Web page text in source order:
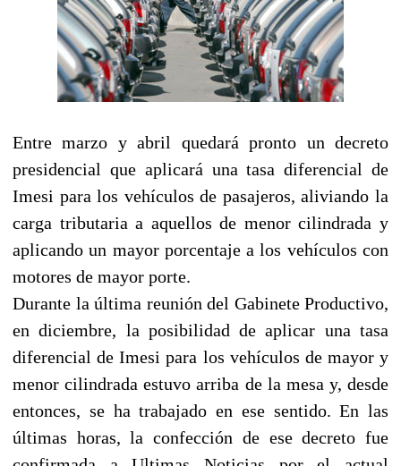
Entre marzo y abril quedará pronto un decreto
presidencial que aplicará una tasa diferencial de
Imesi para los vehículos de pasajeros, aliviando la
carga tributaria a aquellos de menor cilindrada y
aplicando un mayor porcentaje a los vehículos con
motores de mayor porte.
Durante la última reunión del Gabinete Productivo,
en diciembre, la posibilidad de aplicar una tasa
diferencial de Imesi para los vehículos de mayor y
menor cilindrada estuvo arriba de la mesa y, desde
entonces, se ha trabajado en ese sentido. En las
últimas horas, la confección de ese decreto fue